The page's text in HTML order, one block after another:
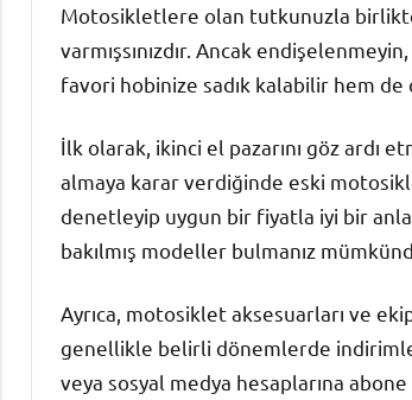
Motosikletlere olan tutkunuzla birlikte,
varmışsınızdır. Ancak
favori hobinize sadık kalabilir hem de
İlk olarak, ikinci el pazarını göz ardı
almaya karar verdiğinde eski
denetleyip uygun bir fiyatla iyi bir
bakılmış modeller bulmanız
Ayrıca, motosiklet aksesuarları ve
genellikle belirli dönemlerde
veya sosyal medya hesaplarına